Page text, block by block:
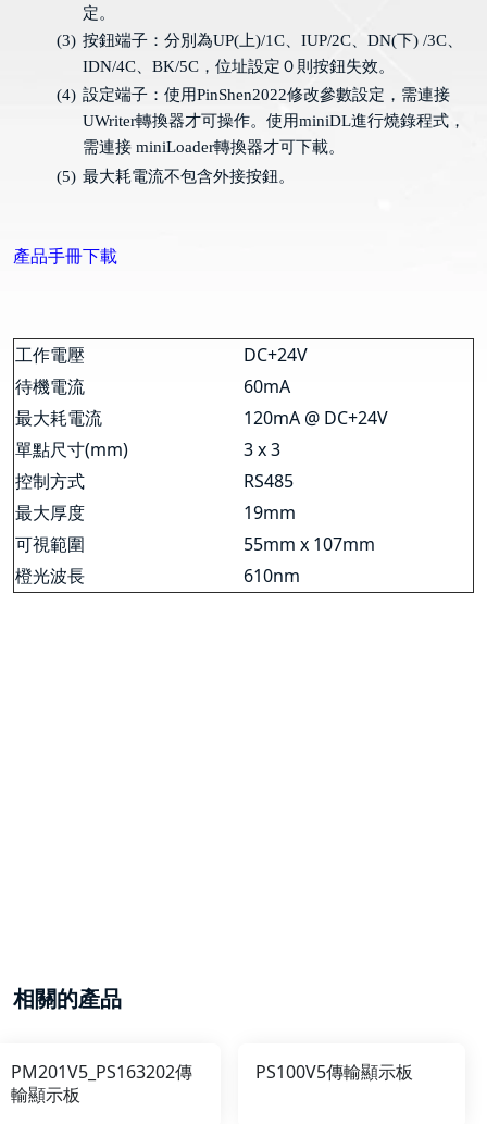
定。
(3) 按鈕端子：分別為UP( 上)/1C IUP/2C DN(下) /3C
IDN/4C
BK/5C ，位址設定０則按鈕失效。
(4) 設定端子：使用PinShen2022修改參數設定，需連接
UWriter轉換器才可操作。使用miniDL進行燒錄程式，
需連接 miniLoader轉換器才可下載。
(5) 最大耗電流不包含外接按鈕。
產品手冊下載
工作電壓
DC+24V
待機電流
60mA
最大耗電流
120mA @ DC+24V
單點尺寸(mm)
3 x 3
控制方式
RS485
最大厚度
19mm
可視範圍
55mm x 107mm
橙光波長
610nm
相關的產品
PM201V5_PS163202傳
輸顯示板
PS100V5傳輸顯示板